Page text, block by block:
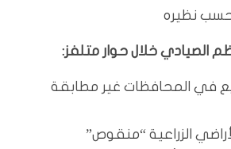
حسب نظيره
الصيادي خلال حوار متلفز:
في المحافظات غير مطابقة
الزراعية “منقوص”